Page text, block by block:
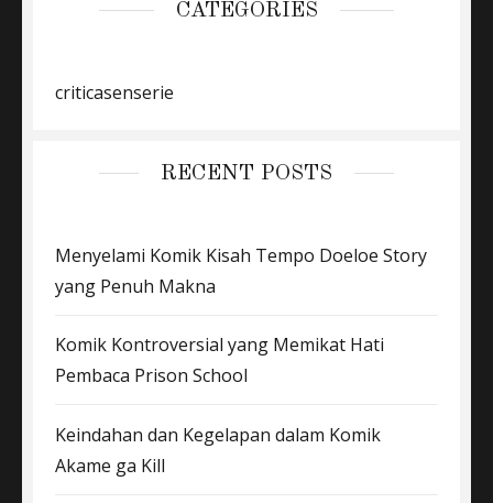
CATEGORIES
criticasenserie
RECENT POSTS
Menyelami Komik Kisah Tempo Doeloe Story
yang Penuh Makna
Komik Kontroversial yang Memikat Hati
Pembaca Prison School
Keindahan dan Kegelapan dalam Komik
Akame ga Kill